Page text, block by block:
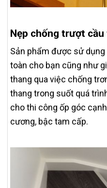
Nẹp chống trượt cầu
Sản phẩm được sử
toàn cho bạn cũng như
thang qua việc chống
thang trong suốt quá
cho thi công ốp góc
cương, bậc tam cấp.